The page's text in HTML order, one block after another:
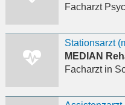
MEDIAN
Facharztin